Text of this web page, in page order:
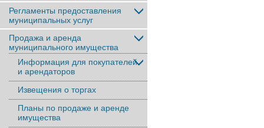
Регламенты предоставления
муниципальных услуг
Продажа и аренда
муниципального имущества
Информация для покупателей
и арендаторов
Извещения о торгах
Планы по продаже и аренде
имущества